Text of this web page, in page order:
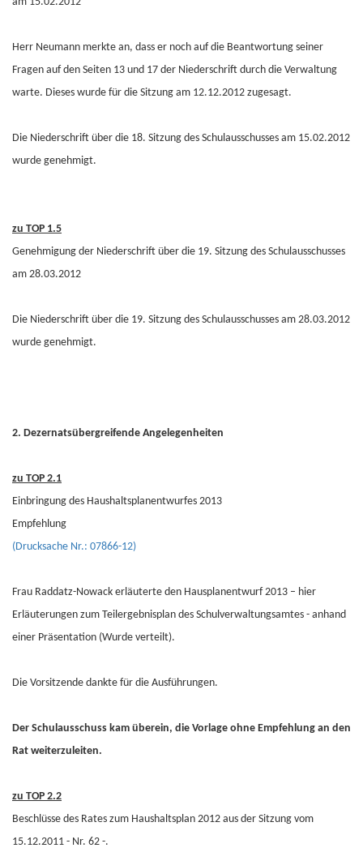
Herr Neumann merkte an, dass er noch auf die Beantwortung seiner
Fragen auf den Seiten 13 und 17 der Niederschrift durch die Verwaltung
warte. Dieses wurde für die Sitzung am 12.12.2012 zugesagt.
Die Niederschrift über die 18. Sitzung des Schulausschusses am 15.02.2012
wurde genehmigt.
zu TOP 1.5
Genehmigung der Niederschrift über die 19. Sitzung des Schulausschusses
am 28.03.2012
Die Niederschrift über die 19. Sitzung des Schulausschusses am 28.03.2012
wurde genehmigt.
2. Dezernatsübergreifende Angelegenheiten
zu TOP 2.1
Einbringung des Haushaltsplanentwurfes 2013
Empfehlung
(Drucksache Nr.: 07866-12)
Frau Raddatz-Nowack erläuterte den Hausplanentwurf 2013 – hier
Erläuterungen zum Teilergebnisplan des Schulverwaltungsamtes - anhand
einer Präsentation (Wurde verteilt).
Die Vorsitzende dankte für die Ausführungen.
Der Schulausschuss kam überein, die Vorlage ohne Empfehlung an den
Rat weiterzuleiten.
zu TOP 2.2
Beschlüsse des Rates zum Haushaltsplan 2012 aus der Sitzung vom
15.12.2011 - Nr. 62 -.